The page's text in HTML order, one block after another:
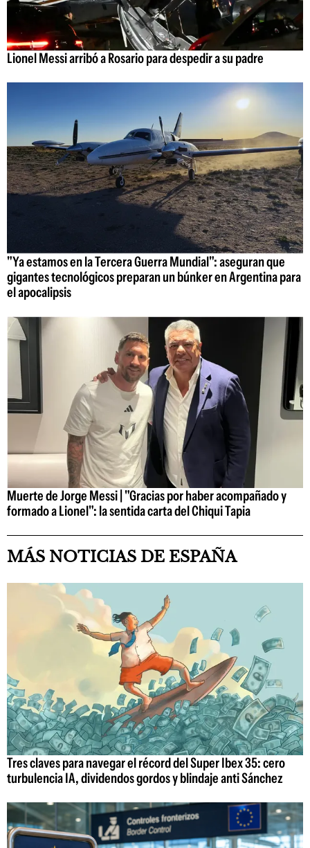
Lionel Messi arribó a Rosario para despedir a su padre
"Ya estamos en la Tercera Guerra Mundial": aseguran que
gigantes tecnológicos preparan un búnker en Argentina para
el apocalipsis
Muerte de Jorge Messi | "Gracias por haber acompañado y
formado a Lionel": la sentida carta del Chiqui Tapia
MÁS NOTICIAS DE ESPAÑA
Tres claves para navegar el récord del Super Ibex 35: cero
turbulencia IA, dividendos gordos y blindaje anti Sánchez